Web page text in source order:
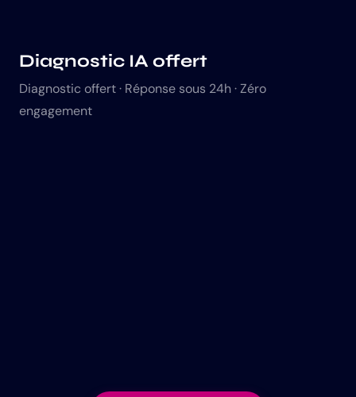
Diagnostic IA offert
Diagnostic offert · Réponse sous 24h · Zéro
engagement